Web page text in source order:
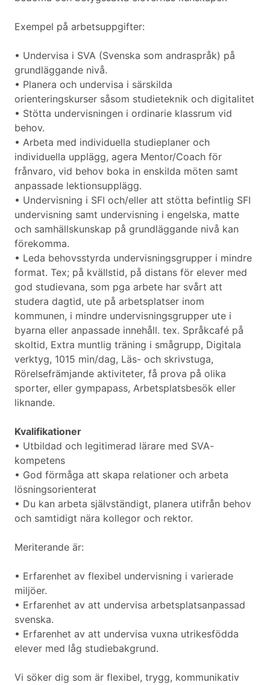
Exempel på arbetsuppgifter:
• Undervisa i SVA (Svenska som andraspråk) på
grundläggande nivå.
• Planera och undervisa i särskilda
orienteringskurser såsom studieteknik och digitalitet
• Stötta undervisningen i ordinarie klassrum vid
behov.
• Arbeta med individuella studieplaner och
individuella upplägg, agera Mentor/Coach för
frånvaro, vid behov boka in enskilda möten samt
anpassade lektionsupplägg.
• Undervisning i SFI och/eller att stötta befintlig SFI
undervisning samt undervisning i engelska, matte
och samhällskunskap på grundläggande nivå kan
förekomma.
• Leda behovsstyrda undervisningsgrupper i mindre
format. Tex; på kvällstid, på distans för elever med
god studievana, som pga arbete har svårt att
studera dagtid, ute på arbetsplatser inom
kommunen, i mindre undervisningsgrupper ute i
byarna eller anpassade innehåll. tex. Språkcafé på
skoltid, Extra muntlig träning i smågrupp, Digitala
verktyg, 1015 min/dag, Läs- och skrivstuga,
Rörelsefrämjande aktiviteter, få prova på olika
sporter, eller gympapass, Arbetsplatsbesök eller
liknande.
Kvalifikationer
• Utbildad och legitimerad lärare med SVA-
kompetens
• God förmåga att skapa relationer och arbeta
lösningsorienterat
• Du kan arbeta självständigt, planera utifrån behov
och samtidigt nära kollegor och rektor.
Meriterande är:
• Erfarenhet av flexibel undervisning i varierade
miljöer.
• Erfarenhet av att undervisa arbetsplatsanpassad
svenska.
• Erfarenhet av att undervisa vuxna utrikesfödda
elever med låg studiebakgrund.
Vi söker dig som är flexibel, trygg, kommunikativ